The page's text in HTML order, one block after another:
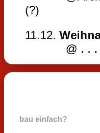
(?)
11.12.
@ . . .
bau einfach?